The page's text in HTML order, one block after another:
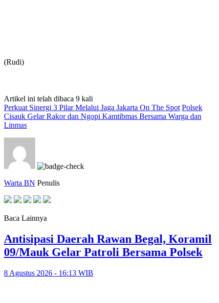
(Rudi)
Artikel ini telah dibaca 9 kali
Perkuat Sinergi 3 Pilar Melalui Jaga Jakarta On The Spot Polsek
Cisauk Gelar Rakor dan Ngopi Kamtibmas Bersama Warga dan
Linmas
Warta BN Penulis
Baca Lainnya
Antisipasi Daerah Rawan Begal, Koramil
09/Mauk Gelar Patroli Bersama Polsek
8 Agustus 2026 - 16:13 WIB